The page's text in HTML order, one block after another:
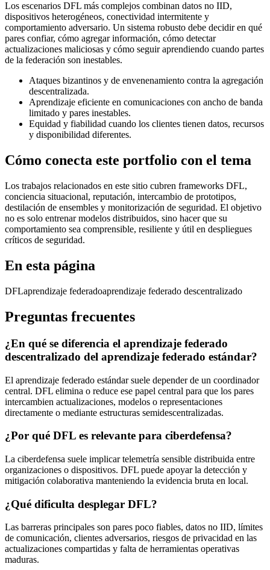
Los escenarios DFL más complejos combinan datos no IID,
dispositivos heterogéneos, conectividad intermitente y
comportamiento adversario. Un sistema robusto debe decidir en qué
pares confiar, cómo agregar información, cómo detectar
actualizaciones maliciosas y cómo seguir aprendiendo cuando partes
de la federación son inestables.
Ataques bizantinos y de envenenamiento contra la agregación
descentralizada.
Aprendizaje eficiente en comunicaciones con ancho de banda
limitado y pares inestables.
Equidad y fiabilidad cuando los clientes tienen datos, recursos
y disponibilidad diferentes.
Cómo conecta este portfolio con el tema
Los trabajos relacionados en este sitio cubren frameworks DFL,
conciencia situacional, reputación, intercambio de prototipos,
destilación de ensembles y monitorización de seguridad. El objetivo
no es solo entrenar modelos distribuidos, sino hacer que su
comportamiento sea comprensible, resiliente y útil en despliegues
críticos de seguridad.
En esta página
DFLaprendizaje federadoaprendizaje federado descentralizado
Preguntas frecuentes
¿En qué se diferencia el aprendizaje federado
descentralizado del aprendizaje federado estándar?
El aprendizaje federado estándar suele depender de un coordinador
central. DFL elimina o reduce ese papel central para que los pares
intercambien actualizaciones, modelos o representaciones
directamente o mediante estructuras semidescentralizadas.
¿Por qué DFL es relevante para ciberdefensa?
La ciberdefensa suele implicar telemetría sensible distribuida entre
organizaciones o dispositivos. DFL puede apoyar la detección y
mitigación colaborativa manteniendo la evidencia bruta en local.
¿Qué dificulta desplegar DFL?
Las barreras principales son pares poco fiables, datos no IID, límites
de comunicación, clientes adversarios, riesgos de privacidad en las
actualizaciones compartidas y falta de herramientas operativas
maduras.